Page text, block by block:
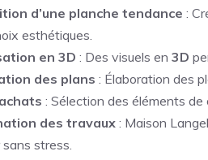
d’une planche tendance :
esthétiques.
en 3D : Des visuels en 3D
des plans : Élaboration des
: Sélection des éléments
des travaux : Maison
stress.